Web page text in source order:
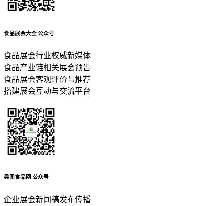
食品展会大全 公众号
食品展会行业权威新媒体
食品产业链相关展会预告
食品展会客观评价与推荐
搭建展会互动与交流平台
昊图食品网 公众号
企业展会新闻稿发布传播